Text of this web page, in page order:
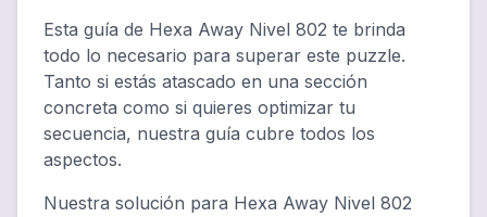
Esta guía de Hexa Away Nivel 802 te brinda
todo lo necesario para superar este puzzle.
Tanto si estás atascado en una sección
concreta como si quieres optimizar tu
secuencia, nuestra guía cubre todos los
aspectos.
Nuestra solución para Hexa Away Nivel 802